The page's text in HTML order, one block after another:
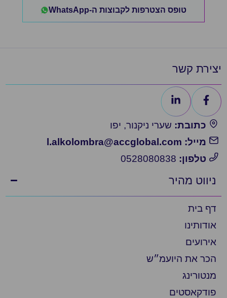
טופס הצטרפות לקבוצות ה-WhatsApp
יצירת קשר
כתובת: שערי ניקנור, יפו
מייל: l.alkolombra@accglobal.com
טלפון:
ניווט מהיר
דף בית
אודותינו
אירועים
הכר את היועמ״ש
מנטורינג
פודקאסטים